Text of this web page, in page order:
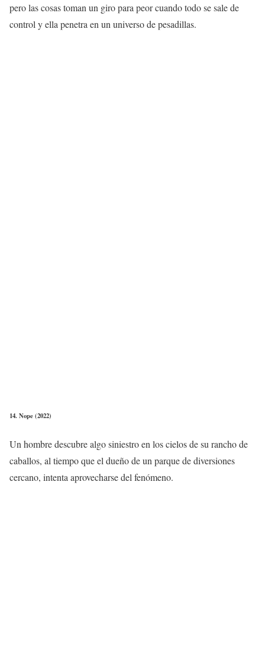
pero las cosas toman un giro para peor cuando todo se sale de
control y ella penetra en un universo de pesadillas.
14. Nope (2022)
Un hombre descubre algo siniestro en los cielos de su rancho de
caballos, al tiempo que el dueño de un parque de diversiones
cercano, intenta aprovecharse del fenómeno.